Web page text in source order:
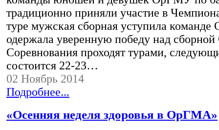
традиционно приняли участие в
туре мужская сборная уступила
одержала уверенную победу над
Соревнования проходят турами,
состоится 22-23…
02 Ноябрь 2014
Подробнее...
«Осенняя неделя здоровья в ОрГМА»